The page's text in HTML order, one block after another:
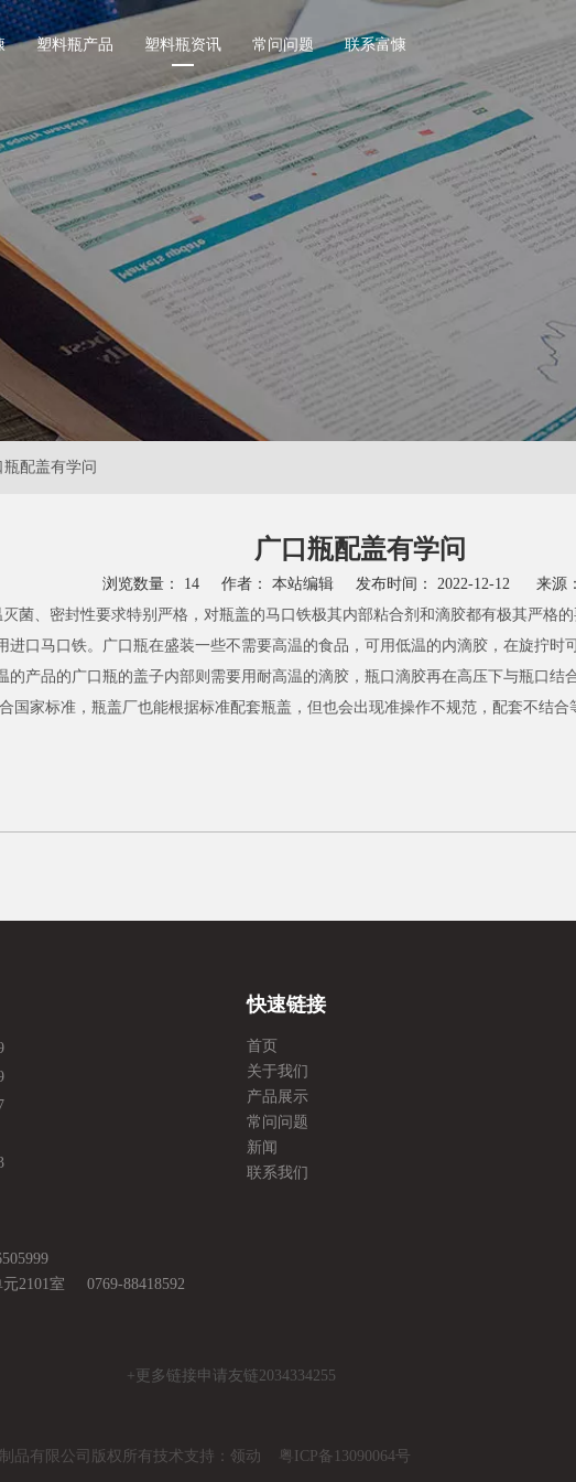
塑料瓶产品
所有分类 坚果塑料瓶
方形系列坚果塑料瓶
圆形系列坚果塑料瓶
异形系列坚果塑料瓶
其他形装坚果塑料瓶
食品塑料瓶
圆形系列广口食品塑料瓶
直圆形系列广口食品塑料瓶
方形系列广口食品塑料瓶
保健品塑料瓶
PET竹节瓶系列保健品塑料瓶
PE圆形系列保健品塑料瓶
PE直圆形系列保健品塑料瓶
PE方形系列保健品塑料瓶
PE其他形状塑料瓶
塑料瓶资讯 常问问题 联系富慷
瓶配盖有学问
广口瓶配盖有学问
浏览数量： 14 作者： 本站编辑 发布时间： 2022-12-12 来源
菌、密封性要求特别严格，对瓶盖的马口铁极其内部粘合剂和滴胶都有极其严格的
进口马口铁。广口瓶在盛装一些不需要高温的食品，可用低温的内滴胶，在旋拧时
产品的广口瓶的盖子内部则需要用耐高温的滴胶，瓶口滴胶再在高压下与瓶口结
家标准，瓶盖厂也能根据标准配套瓶盖，但也会出现准操作不规范，配套不结
快速链接
首页
关于我们
产品展示
常问问题
新闻
联系我们
2101室 0769-88418592
申请友链2034334255
品有限公司版权所有技术支持： 领动 粤ICP备13090064号